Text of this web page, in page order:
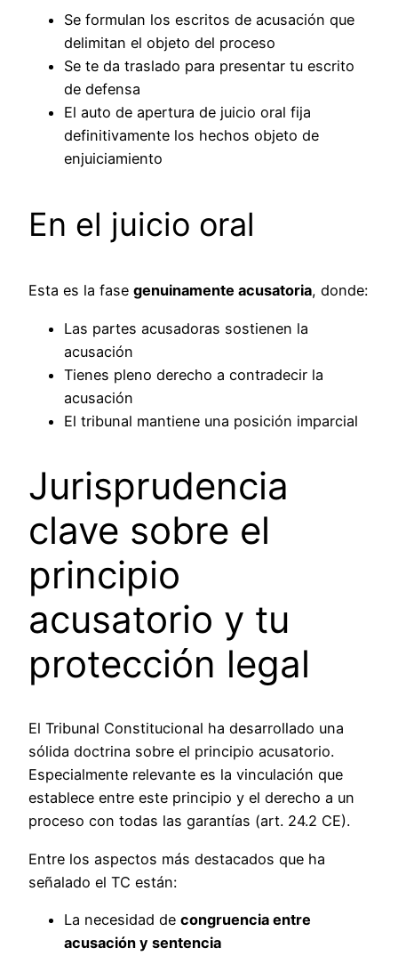
Se formulan los escritos de acusación que
delimitan el objeto del proceso
Se te da traslado para presentar tu escrito
de defensa
El auto de apertura de juicio oral fija
definitivamente los hechos objeto de
enjuiciamiento
En el juicio oral
Esta es la fase genuinamente acusatoria, donde:
Las partes acusadoras sostienen la
acusación
Tienes pleno derecho a contradecir la
acusación
El tribunal mantiene una posición imparcial
Jurisprudencia
clave sobre el
principio
acusatorio y tu
protección legal
El Tribunal Constitucional ha desarrollado una
sólida doctrina sobre el principio acusatorio.
Especialmente relevante es la vinculación que
establece entre este principio y el derecho a un
proceso con todas las garantías (art. 24.2 CE).
Entre los aspectos más destacados que ha
señalado el TC están:
La necesidad de congruencia entre
acusación y sentencia